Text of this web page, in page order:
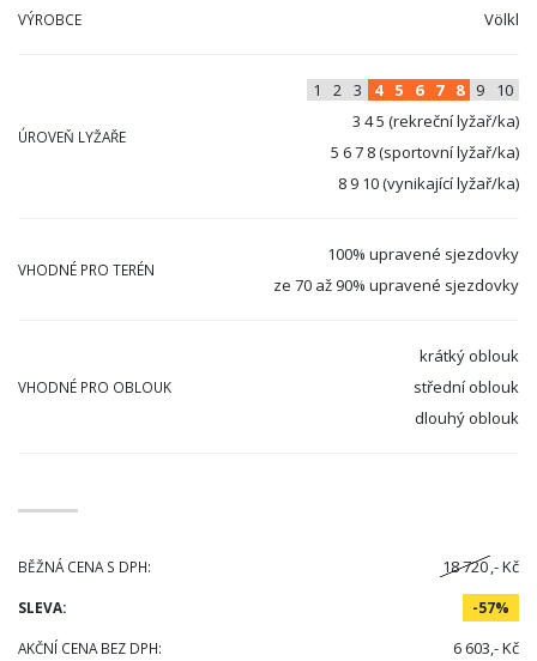
VÝROBCE Völkl
ÚROVEŇ LYŽAŘE
1 2 3 4 5 6 7 8 9
10
3 4 5 (rekreční lyžař/ka)
5 6 7 8 (sportovní lyžař/ka)
8 9 10 (vynikající lyžař/ka)
VHODNÉ PRO TERÉN
100% upravené sjezdovky
ze 70 až 90% upravené sjezdovky
VHODNÉ PRO OBLOUK
krátký oblouk
střední oblouk
dlouhý oblouk
BĚŽNÁ CENA S DPH: 18 720,- Kč
SLEVA: -57%
AKČNÍ CENA BEZ DPH: 6 603,- Kč